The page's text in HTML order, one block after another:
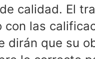
calidad. El
con las
dirán que su